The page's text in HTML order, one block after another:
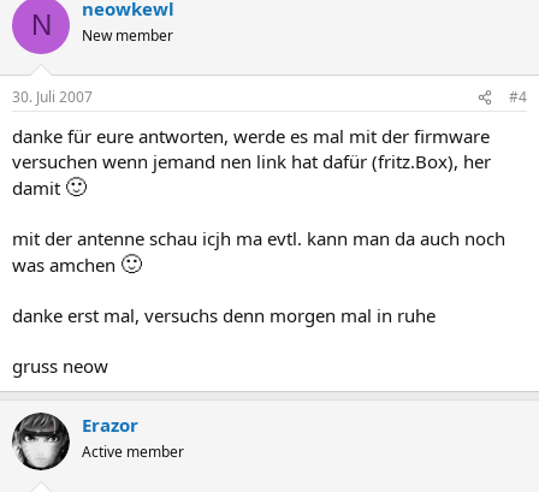
N neowkewl
New member
30. Juli 2007 #4
danke für eure antworten, werde es mal mit der firmware
versuchen wenn jemand nen link hat dafür (fritz.Box), her
damit 🙂
mit der antenne schau icjh ma evtl. kann man da auch noch
was amchen 🙂
danke erst mal, versuchs denn morgen mal in ruhe
gruss neow
Erazor
Active member